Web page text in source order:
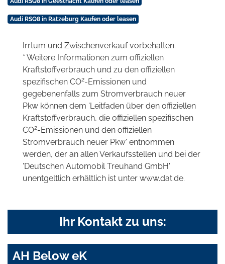
Audi RSQ8 in Ratzeburg Kaufen oder leasen
Irrtum und Zwischenverkauf vorbehalten.
* Weitere Informationen zum offiziellen
Kraftstoffverbrauch und zu den offiziellen
spezifischen CO2-Emissionen und
gegebenenfalls zum Stromverbrauch neuer
Pkw können dem 'Leitfaden über den offiziellen
Kraftstoffverbrauch, die offiziellen spezifischen
CO2-Emissionen und den offiziellen
Stromverbrauch neuer Pkw' entnommen
werden, der an allen Verkaufsstellen und bei der
'Deutschen Automobil Treuhand GmbH'
unentgeltlich erhältlich ist unter www.dat.de.
Ihr Kontakt zu uns:
AH Below eK